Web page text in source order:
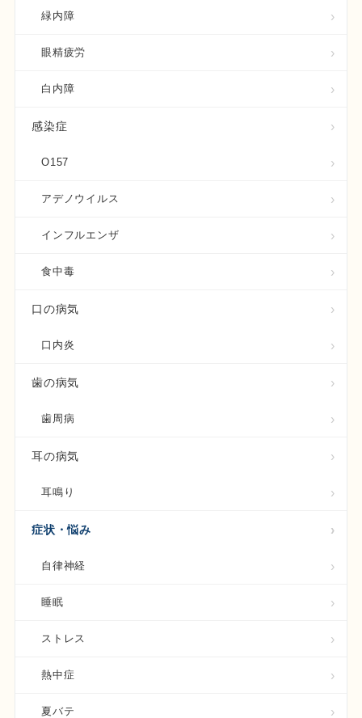
緑内障
眼精疲労
白内障
感染症
O157
アデノウイルス
インフルエンザ
食中毒
口の病気
口内炎
歯の病気
歯周病
耳の病気
耳鳴り
症状・悩み
自律神経
睡眠
ストレス
熱中症
夏バテ